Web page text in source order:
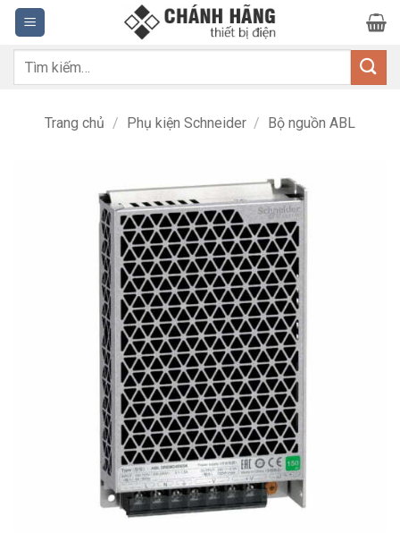
Bỏ
qua
nội
dung
Tìm
Trang chủ / Phụ kiện Schneider / Bộ nguồn ABL